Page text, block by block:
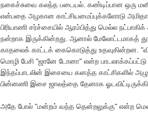
நகைச்சுவை கலந்த படையல். கண்டிப்பான ஒரு
என்பதை அழகான காட்சியமைப்புக்களோடு
பிரியாணி சர்ச்சையில் ஆரம்பித்து மெல்ல
நன்றாக இருக்கின்றது. ஆனால் மேலோட்டமாகத்
காதலைக் காட்டக் கைகொடுத்து உதவுகின்றன.
மொழி பேசி "ஜானே டோனா" என்ற
இந்தப்பாடலின் இசையை கனத்த காட்சிகளில்
பின்னணி இசை ஜாலத்தை தேனாக
அதே போல் "மன்றம் வந்த தென்றலுக்கு" என்ற